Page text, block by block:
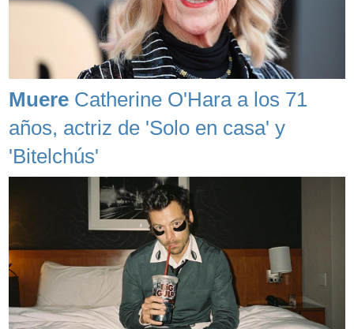
Muere Catherine O'Hara a los 71
años, actriz de 'Solo en casa' y
'Bitelchús'